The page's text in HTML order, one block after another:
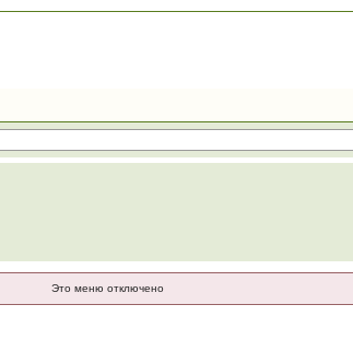
Это меню отключено